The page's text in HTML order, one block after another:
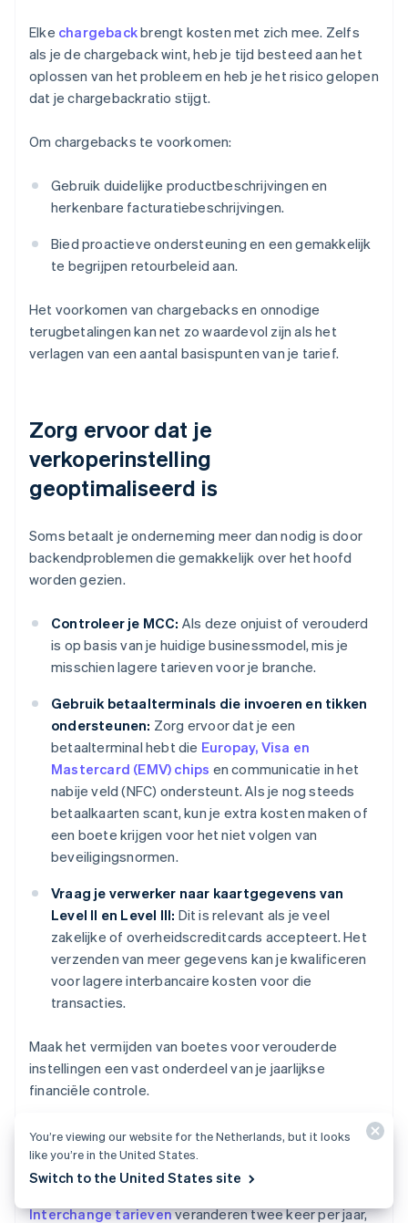
Elke chargebackbrengt kosten met zich mee. Zelfs
als je de chargeback wint, heb je tijd besteed aan het
oplossen van het probleem en heb je het risico gelopen
dat je chargebackratio stijgt.
Om chargebacks te voorkomen:
Gebruik duidelijke productbeschrijvingen en
herkenbare facturatiebeschrijvingen.
Bied proactieve ondersteuning en een gemakkelijk
te begrijpen retourbeleid aan.
Het voorkomen van chargebacks en onnodige
terugbetalingen kan net zo waardevol zijn als het
verlagen van een aantal basispunten van je tarief.
Zorg ervoor dat je
verkoperinstelling
geoptimaliseerd is
Soms betaalt je onderneming meer dan nodig is door
backendproblemen die gemakkelijk over het hoofd
worden gezien.
Controleer je MCC: Als deze onjuist of verouderd
is op basis van je huidige businessmodel, mis je
misschien lagere tarieven voor je branche.
Gebruik betaalterminals die invoeren en tikken
ondersteunen: Zorg ervoor dat je een
betaalterminal hebt die Europay, Visa en
Mastercard (EMV) chips en communicatie in het
nabije veld (NFC) ondersteunt. Als je nog steeds
betaalkaarten scant, kun je extra kosten maken of
een boete krijgen voor het niet volgen van
beveiligingsnormen.
Vraag je verwerker naar kaartgegevens van
Level II en Level III: Dit is relevant als je veel
zakelijke of overheidscreditcards accepteert. Het
verzenden van meer gegevens kan je kwalificeren
voor lagere interbancaire kosten voor die
transacties.
Maak het vermijden van boetes voor verouderde
instellingen een vast onderdeel van je jaarlijkse
financiële controle.
Controleer je afschriften
Interchange tarievenveranderen twee keer per jaar,
You’re viewing our website for the Netherlands, but it looks
like you’re in the United States.
Switch to the United States site